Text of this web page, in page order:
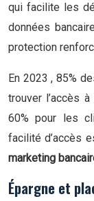
qui facilite les
données
protection
En 2023 , 85%
trouver l’accès
60% pour les
facilité d’accès
marketing
Épargne et